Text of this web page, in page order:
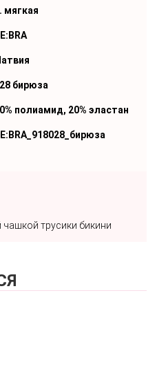
мягкая
бирюза
полиамид, 20% эластан
трусики бикини